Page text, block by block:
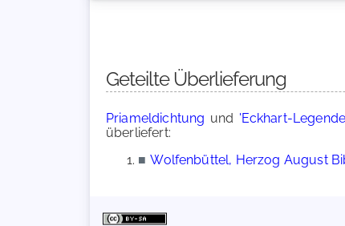
Geteilte Überlieferung
Priameldichtung und 'Eckhart-
überliefert:
■ Wolfenbüttel, Herzog August